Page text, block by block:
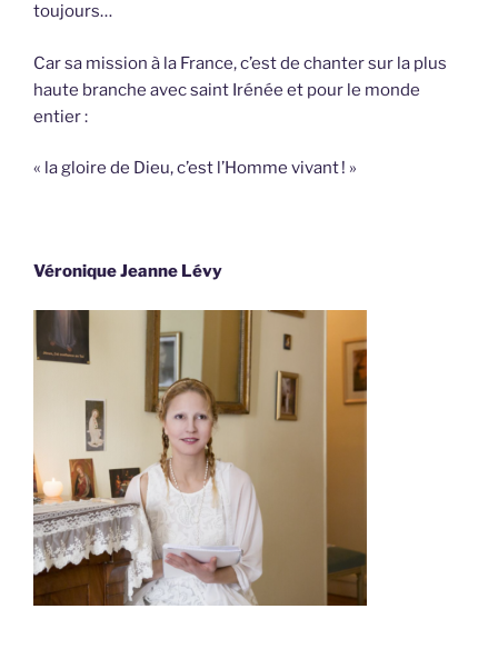
toujours…
Car sa mission à la France, c’est de chanter sur la plus
haute branche avec saint Irénée et pour le monde
entier :
« la gloire de Dieu, c’est l’Homme vivant ! »
Véronique Jeanne Lévy